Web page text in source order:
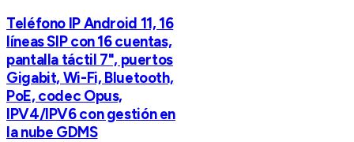
Teléfono IP Android 11, 16
líneas SIP con 16 cuentas,
pantalla táctil 7", puertos
Gigabit, Wi-Fi, Bluetooth,
PoE, codec Opus,
IPV4/IPV6 con gestión en
la nube GDMS